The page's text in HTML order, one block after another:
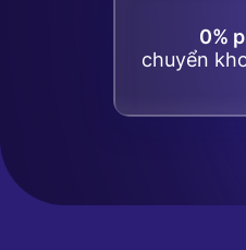
0%
chuyển